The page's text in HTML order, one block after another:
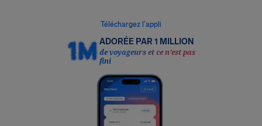
Téléchargez l’appli
ADORÉE PAR 1 MILLION
de voyageurs et ce n’est pas
fini